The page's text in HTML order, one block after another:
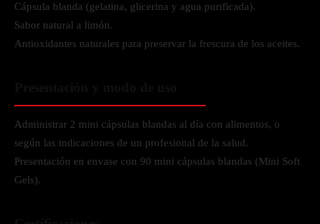
Cápsula blanda (gelatina, glicerina y agua purificada).
Sabor natural a limón.
Antioxidantes naturales para preservar la frescura de los aceites.
Administrar 2 mini cápsulas blandas al día con alimentos, o
según las indicaciones de un profesional de la salud.
Presentación en envase con 90 mini cápsulas blandas (Mini Soft
Gels).